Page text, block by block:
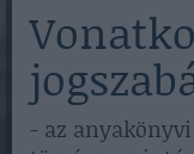
- az